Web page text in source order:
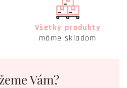
Všetky produkty
máme skladom
Vám?